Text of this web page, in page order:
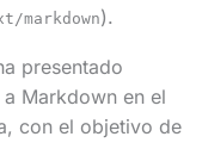
markdown).
presentado
Markdown en el
con el objetivo de